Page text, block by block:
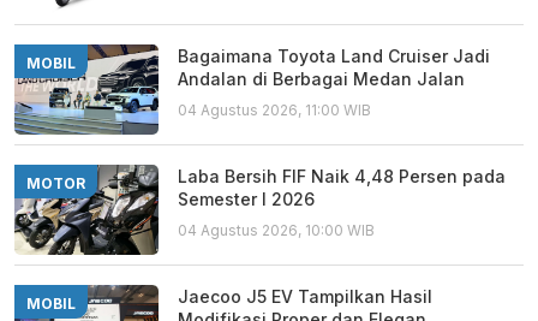
MOBIL
Bagaimana Toyota Land Cruiser Jadi
Andalan di Berbagai Medan Jalan
04 Agustus 2026, 11:00 WIB
MOTOR
Laba Bersih FIF Naik 4,48 Persen pada
Semester I 2026
04 Agustus 2026, 10:00 WIB
MOBIL
Jaecoo J5 EV Tampilkan Hasil